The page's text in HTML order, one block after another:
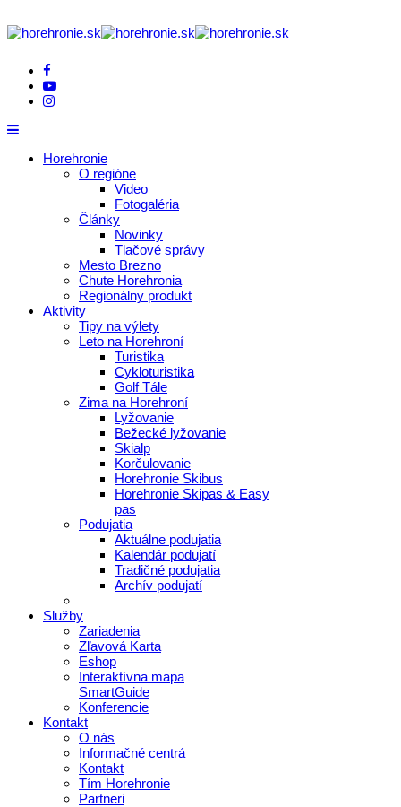
Horehronie
O regióne
Video
Fotogaléria
Články
Novinky
Tlačové správy
Mesto Brezno
Chute Horehronia
Regionálny produkt
Aktivity
Tipy na výlety
Leto na Horehroní
Turistika
Cykloturistika
Golf Tále
Zima na Horehroní
Lyžovanie
Bežecké lyžovanie
Skialp
Korčulovanie
Horehronie Skibus
Horehronie Skipas & Easy
pas
Podujatia
Aktuálne podujatia
Kalendár podujatí
Tradičné podujatia
Archív podujatí
Služby
Zariadenia
Zľavová Karta
Eshop
Interaktívna mapa
SmartGuide
Konferencie
Kontakt
O nás
Informačné centrá
Kontakt
Tím Horehronie
Partneri